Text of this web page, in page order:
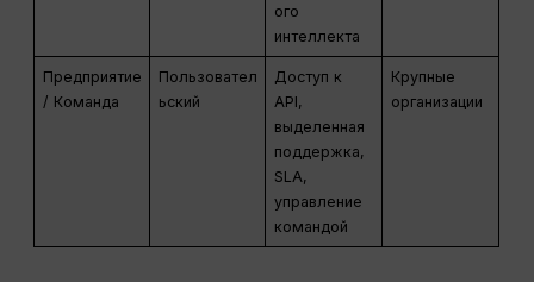
ого
интеллекта
Предприятие
/ Команда
Пользовател
ьский
Доступ к
API,
выделенная
поддержка,
SLA,
управление
командой
Крупные
организации